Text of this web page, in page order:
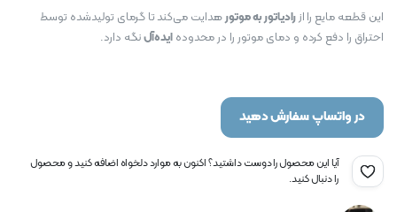
این قطعه مایع را ازرادیاتور به موتورهدایت می‌کند تا گرمای تولیدشده توسط
احتراق را دفع کرده و دمای موتور را در محدوده ایده‌آلنگه دارد.
در واتساپ سفارش دهید
آیا این محصول را دوست داشتید؟ اکنون به موارد دلخواه اضافه کنید و محصول
را دنبال کنید.